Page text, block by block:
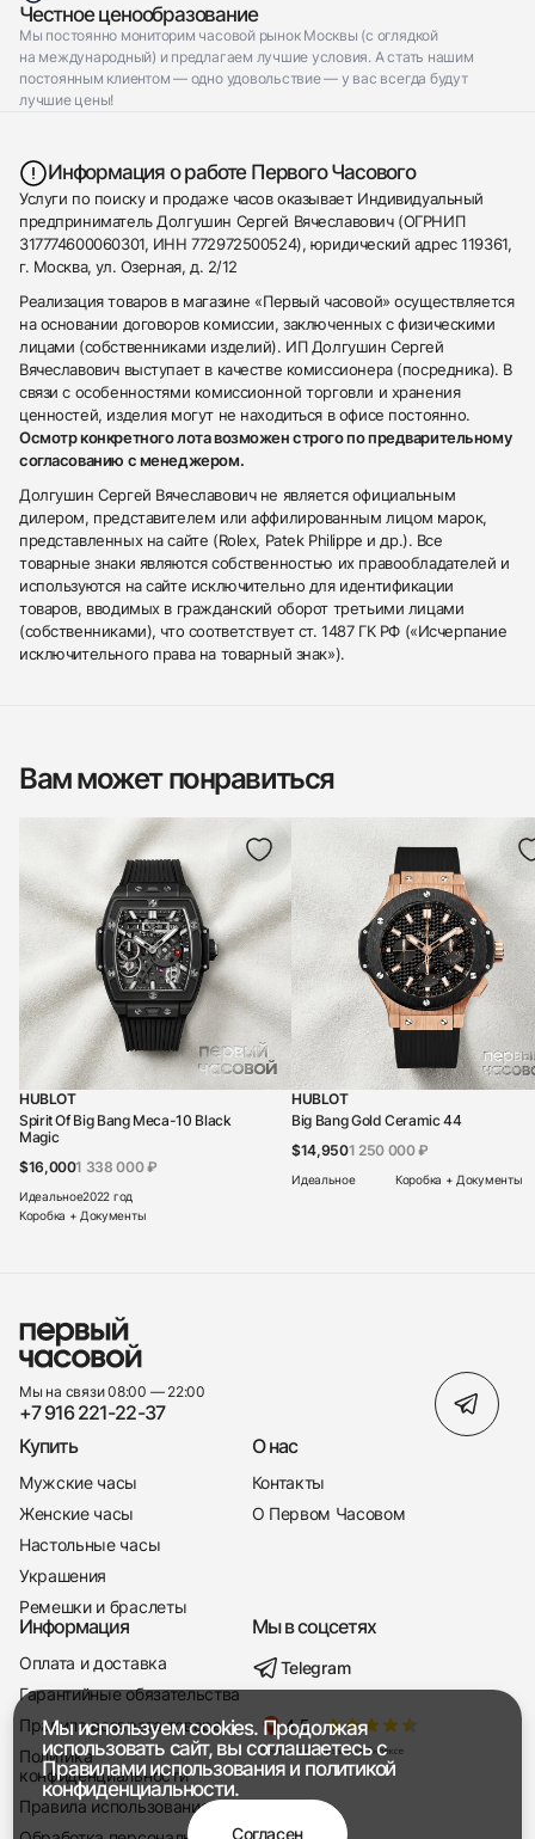
+7 916 221-22-37
Мы насвязи 08:00 — 19:00
Честное ценообразование
Мы постоянно мониторим часовой рынок Москвы (с оглядкой
на международный) и предлагаем лучшие условия. А стать нашим
постоянным клиентом — одно удовольствие — у вас всегда будут
лучшие цены!
Информация о работе Первого Часового
Услуги по поиску и продаже часов оказывает Индивидуальный
предприниматель Долгушин Сергей Вячеславович (ОГРНИП
317774600060301, ИНН 772972500524), юридический адрес 119361,
г. Москва, ул. Озерная, д. 2/12
Реализация товаров в магазине «Первый часовой» осуществляется
на основании договоров комиссии, заключенных с физическими
лицами (собственниками изделий). ИП Долгушин Сергей
Вячеславович выступает в качестве комиссионера (посредника). В
связи с особенностями комиссионной торговли и хранения
ценностей, изделия могут не находиться в офисе постоянно.
Осмотр конкретного лота возможен строго по предварительному
согласованию с менеджером.
Долгушин Сергей Вячеславович не является официальным
дилером, представителем или аффилированным лицом марок,
представленных на сайте (Rolex, Patek Philippe и др.). Все
товарные знаки являются собственностью их правообладателей и
используются на сайте исключительно для идентификации
товаров, вводимых в гражданский оборот третьими лицами
(собственниками), что соответствует ст. 1487 ГК РФ («Исчерпание
исключительного права на товарный знак»).
Вам может понравиться
HUBLOT
Spirit Of Big Bang Meca-10 Black
Magic
$16,0001 338 000 ₽
Идеальное2022 год
Коробка + Документы
HUBLOT
Big Bang Gold Ceramic 44
$14,9501 250 000 ₽
Идеальное Коробка + Документы
Мы на связи 08:00 — 22:00
+7 916 221-22-37
Купить
Мужские часы
Женские часы
Настольные часы
Украшения
Ремешки и браслеты
О нас
Контакты
О Первом Часовом
Информация
Оплата и доставка
Гарантийные обязательства
Правила возврата товара
Политика
конфиденциальности
Правила использования
Мы в соцсетях
Telegram
Мы используем cookies. Продолжая
использовать сайт, вы соглашаетесь с
Правилами использованияи политикой
конфиденциальности.
Согласен